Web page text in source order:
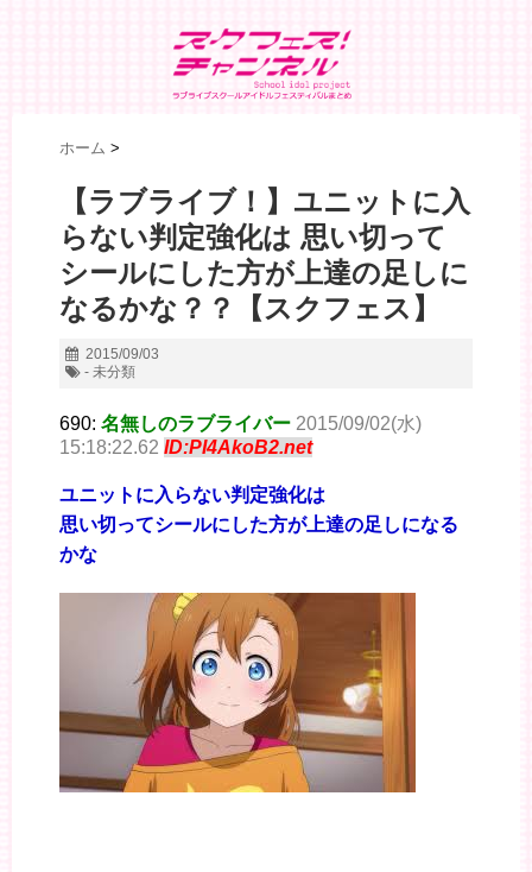
ホーム >
【ラブライブ！】ユニットに入
らない判定強化は 思い切って
シールにした方が上達の足しに
なるかな？？【スクフェス】
2015/09/03
- 未分類
690: 名無しのラブライバー 2015/09/02(水)
15:18:22.62 ID:PI4AkoB2.net
ユニットに入らない判定強化は
思い切ってシールにした方が上達の足しになる
かな